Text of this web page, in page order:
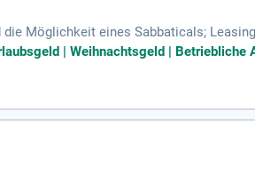
Möglichkeit eines Sabbaticals;
Zuschuss zur betrieblichen
| Weihnachtsgeld |